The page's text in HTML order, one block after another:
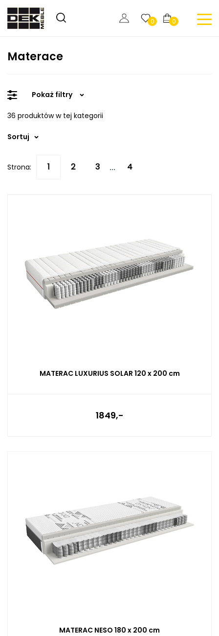
0 0
Materace
Pokaż filtry
36 produktów w tej kategorii
Sortuj
Strona: ...
MATERAC LUXURIUS SOLAR 120 x 200 cm
1849,-
MATERAC NESO 180 x 200 cm